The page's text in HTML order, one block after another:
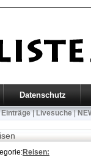
Datenschutz
Einträge|Livesuche|
Reisen: